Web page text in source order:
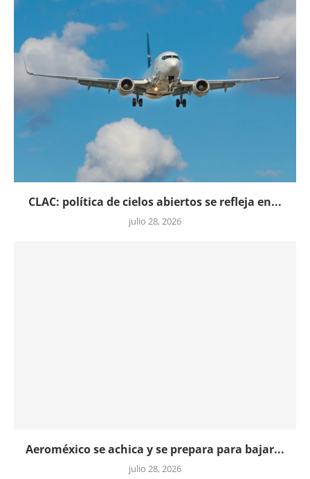
CLAC: política de cielos abiertos se refleja en...
julio 28, 2026
Aeroméxico se achica y se prepara para bajar...
julio 28, 2026